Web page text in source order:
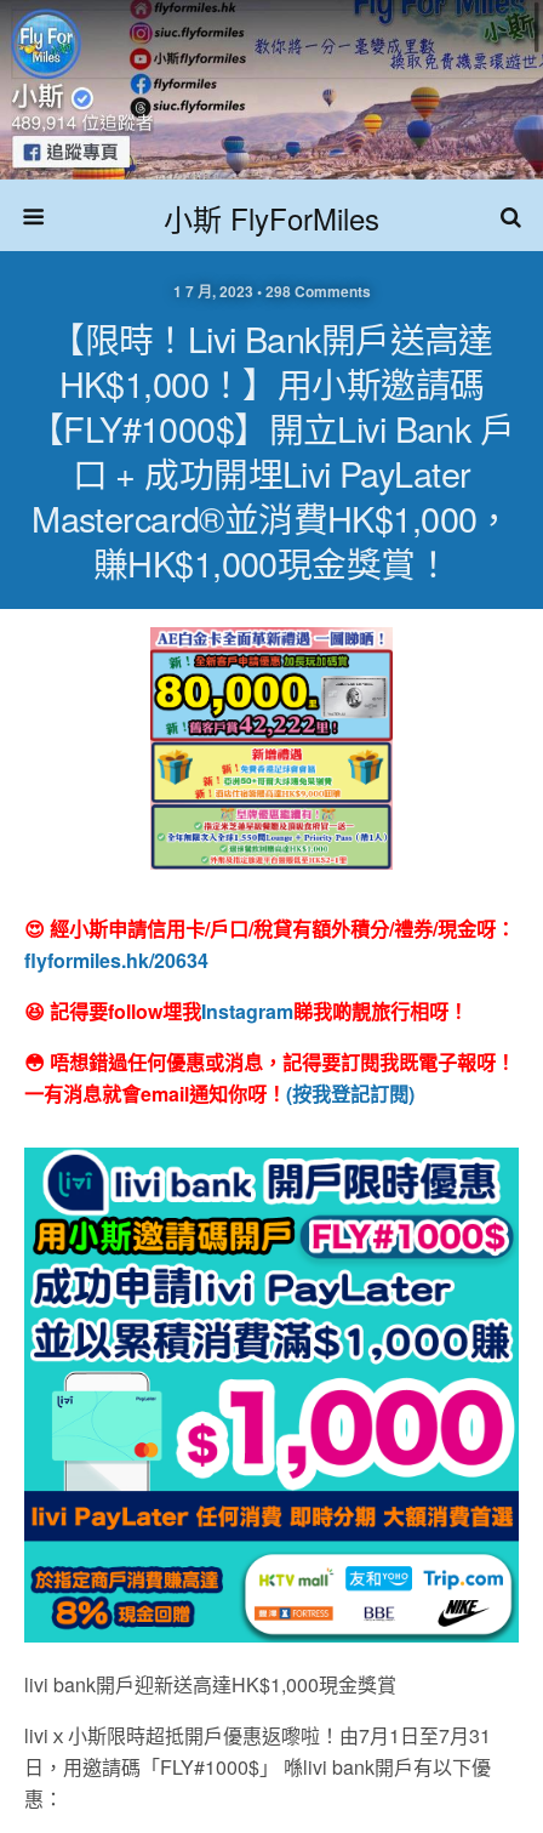
小斯 FlyForMiles
1 7 月, 2023 • 298 Comments
【限時！livi Bank開戶送高達
HK$1,000！】用小斯邀請碼
【FLY#1000$】開立livi Bank 戶
口 + 成功開埋livi PayLater
Mastercard®並消費HK$1,000，
賺HK$1,000現金獎賞！
😍 經小斯申請信用卡/戶口/稅貸有額外積分/禮券/現金呀：
flyformiles.hk/20634
😆 記得要follow埋我Instagram睇我啲靚旅行相呀！
😳 唔想錯過任何優惠或消息，記得要訂閱我既電子報呀！
一有消息就會email通知你呀！ (按我登記訂閱)
livi bank開戶迎新送高達HK$1,000現金獎賞
liviｘ小斯限時超抵開戶優惠返嚟啦！由7月1日至7月31
日，用邀請碼「FLY#1000$」 喺livi bank開戶有以下優
惠：